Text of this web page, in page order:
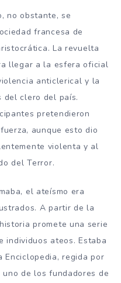
no obstante, se
francesa de
La revuelta
llegar a la esfera oficial
anticlerical y la
del clero del país.
pretendieron
aunque esto dio
violenta y al
del Terror.
el ateísmo era
A partir de la
promete una serie
individuos ateos. Estaba
Enciclopedia, regida por
uno de los fundadores de